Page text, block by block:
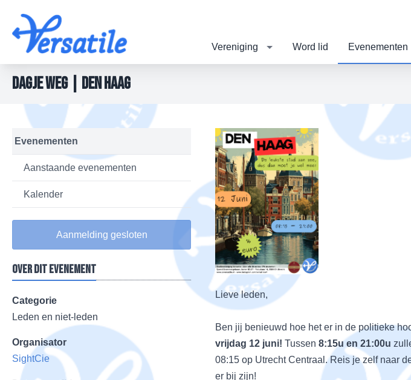
Vereniging Word lid Evenementen
Dagje Weg | Den Haag
Evenementen
Aanstaande evenementen
Kalender
Aanmelding gesloten
Over dit evenement
Categorie
Leden en niet-leden
Organisator
SightCie
Lieve leden,
Ben jij benieuwd hoe het er in de politieke
vrijdag 12 juni! Tussen 8:15u en 21:00u
08:15 op Utrecht Centraal. Reis je zelf naar
er bij zijn!